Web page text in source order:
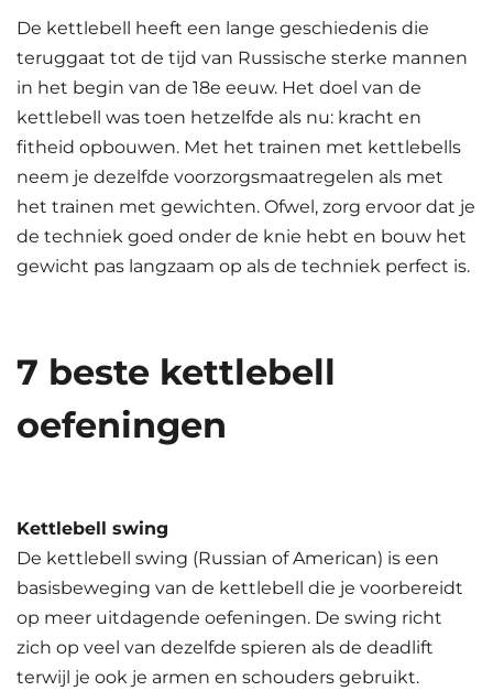
De kettlebell heeft een lange geschiedenis die
teruggaat tot de tijd van Russische sterke mannen
in het begin van de 18e eeuw. Het doel van de
kettlebell was toen hetzelfde als nu: kracht en
fitheid opbouwen. Met het trainen met kettlebells
neem je dezelfde voorzorgsmaatregelen als met
het trainen met gewichten. Ofwel, zorg ervoor dat je
de techniek goed onder de knie hebt en bouw het
gewicht pas langzaam op als de techniek perfect is.
7 beste kettlebell
oefeningen
Kettlebell swing
De kettlebell swing (Russian of American) is een
basisbeweging van de kettlebell die je voorbereidt
op meer uitdagende oefeningen. De swing richt
zich op veel van dezelfde spieren als de deadlift
terwijl je ook je armen en schouders gebruikt.